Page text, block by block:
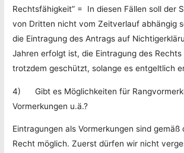
Rechtsfähigkeit” = In diesen Fällen soll der
von Dritten nicht vom Zeitverlauf abhängig
die Eintragung des Antrags auf
Jahren erfolgt ist, die Eintragung des
trotzdem geschützt, solange es entgeltlich
4) Gibt es Möglichkeiten für
Vormerkungen u.ä.?
Eintragungen als Vormerkungen sind gemäß
Recht möglich. Zuerst dürfen wir nicht